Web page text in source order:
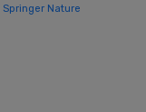
Springer Nature